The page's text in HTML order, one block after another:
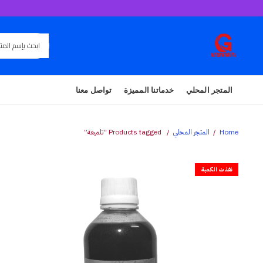
المتجر المحلي خدماتنا المميزة تواصل معنا
Home المتجر المحلي
نفذت الكمية